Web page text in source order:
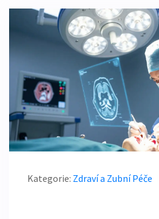
Kategorie: Zdraví a Zubní Péče